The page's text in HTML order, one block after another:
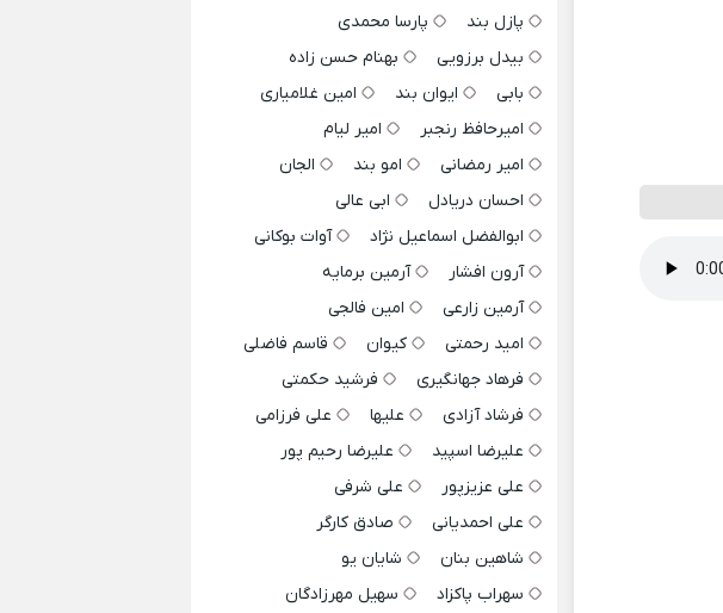
پازل بند
پارسا محمدی
بیدل برزویی
بهنام حسن زاده
بابی
ایوان بند
امین غلامیاری
امیرحافظ رنجبر
امیر لیام
امیر رمضانی
امو بند
الجان
احسان دریادل
ابی عالی
ابوالفضل اسماعیل نژاد
آوات بوکانی
آرون افشار
آرمین برمایه
آرمین زارعی
امین فالجی
امید رحمتی
کیوان
قاسم فاضلی
فرهاد جهانگیری
فرشید حکمتی
فرشاد آزادی
علیها
علی فرزامی
علیرضا اسپید
علیرضا رحیم پور
علی عزیزپور
علی شرفی
علی احمدیانی
صادق کارگر
شاهین بنان
شایان یو
سهراب پاکزاد
سهیل مهرزادگان